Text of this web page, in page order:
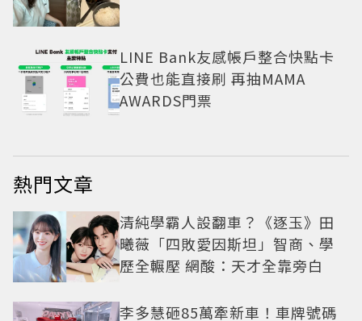
LINE Bank友感帳戶整合快點卡
公費也能直接刷 再抽MAMA
AWARDS門票
熱門文章
清純學霸人設翻車？《逐玉》田
曦薇「四敗愛因斯坦」智商、學
歷全輾壓 網酸：天才全靠旁白
李多慧砸85萬牽新車！車牌號碼